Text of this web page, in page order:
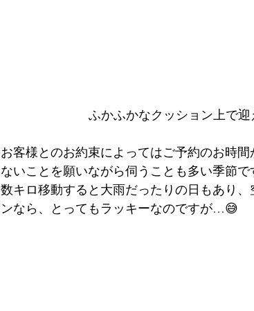
ふかふかなクッション上で
お客様とのお約束によってはご予約のお時
ないことを願いながら伺うことも多い季節
数キロ移動すると大雨だったりの日もあり
ンなら、とってもラッキーなのですが…😅